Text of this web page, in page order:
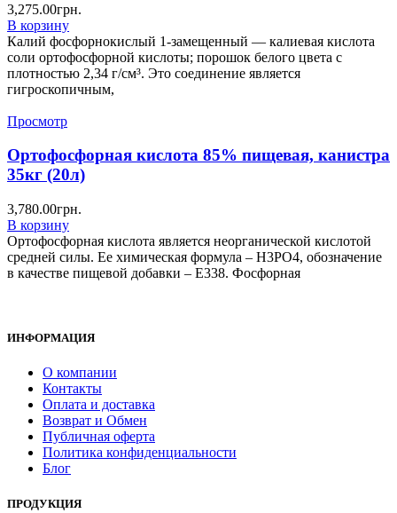
3,275.00грн.
В корзину
Калий фосфорнокислый 1-замещенный — калиевая кислота
соли ортофосфорной кислоты; порошок белого цвета с
плотностью 2,34 г/см³. Это соединение является
гигроскопичным,
Просмотр
Ортофосфорная кислота 85% пищевая, канистра
35кг (20л)
3,780.00грн.
В корзину
Ортофосфорная кислота является неорганической кислотой
средней силы. Ее химическая формула – H3PO4, обозначение
в качестве пищевой добавки – Е338. Фосфорная
ИНФОРМАЦИЯ
О компании
Контакты
Оплата и доставка
Возврат и Обмен
Публичная оферта
Политика конфиденциальности
Блог
ПРОДУКЦИЯ